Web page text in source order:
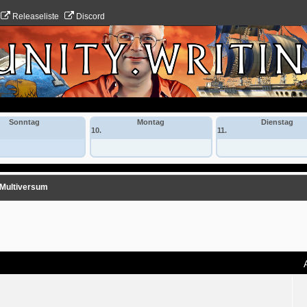
Releaseliste Discord
Sonntag
Montag
10.
Dienstag
11.